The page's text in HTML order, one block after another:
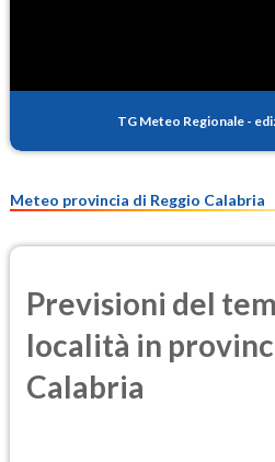
TG Meteo Regionale -
Meteo provincia di Reggio Calabria
Previsioni del
località in
Calabria